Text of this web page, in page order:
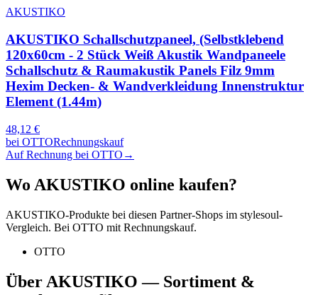
AKUSTIKO
AKUSTIKO Schallschutzpaneel, (Selbstklebend
120x60cm - 2 Stück Weiß Akustik Wandpaneele
Schallschutz & Raumakustik Panels Filz 9mm
Hexim Decken- & Wandverkleidung Innenstruktur
Element (1.44m)
48,12 €
bei OTTORechnungskauf
Auf Rechnung bei OTTO →
Wo AKUSTIKO online kaufen?
AKUSTIKO-Produkte bei diesen Partner-Shops im stylesoul-
Vergleich. Bei OTTO mit Rechnungskauf.
OTTO
Über AKUSTIKO — Sortiment &